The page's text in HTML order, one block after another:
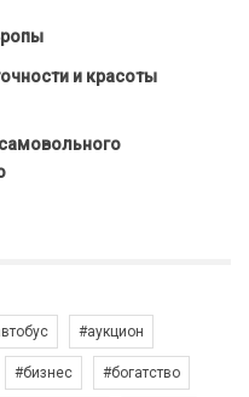
и красоты
#аукцион
#бизнес #богатство